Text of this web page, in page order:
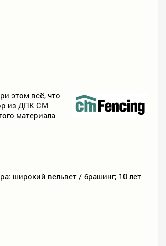
этом всё, что
из ДПК CM
материала
широкий вельвет / брашинг; 10 лет